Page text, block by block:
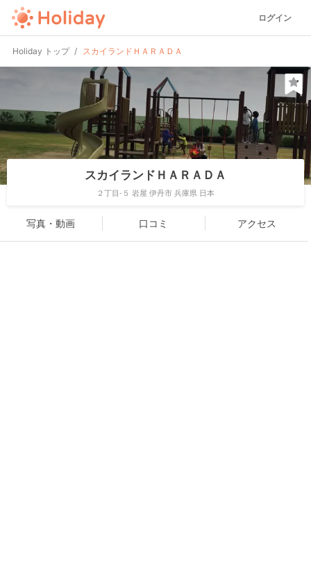
ログイン
Holiday トップ スカイランドＨＡＲＡＤＡ
スカイランドＨＡＲＡＤＡ
２丁目-５ 岩屋 伊丹市 兵庫県 日本
写真・動画 口コミ アクセス